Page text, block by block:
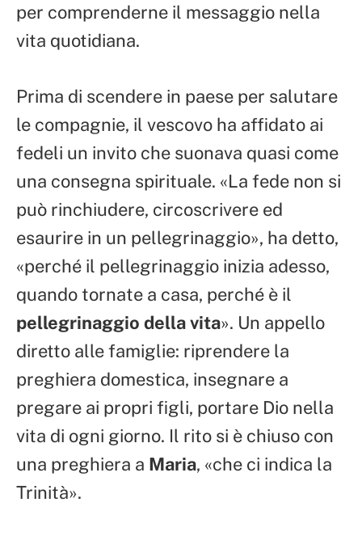
per comprenderne il messaggio nella
vita quotidiana.
Prima di scendere in paese per salutare
le compagnie, il vescovo ha affidato ai
fedeli un invito che suonava quasi come
una consegna spirituale. «La fede non si
può rinchiudere, circoscrivere ed
esaurire in un pellegrinaggio», ha detto,
«perché il pellegrinaggio inizia adesso,
quando tornate a casa, perché è il
pellegrinaggio della vita». Un appello
diretto alle famiglie: riprendere la
preghiera domestica, insegnare a
pregare ai propri figli, portare Dio nella
vita di ogni giorno. Il rito si è chiuso con
una preghiera a Maria, «che ci indica la
Trinità».